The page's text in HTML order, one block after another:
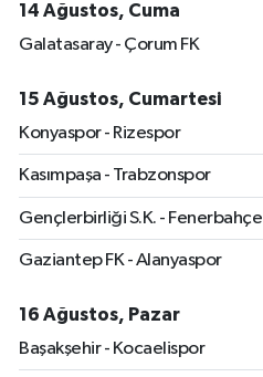
14 Ağustos, Cuma
Galatasaray - Çorum FK
15 Ağustos, Cumartesi
Konyaspor - Rizespor
Kasımpaşa - Trabzonspor
Gençlerbirliği S.K. - Fenerbahçe
Gaziantep FK - Alanyaspor
16 Ağustos, Pazar
Başakşehir - Kocaelispor